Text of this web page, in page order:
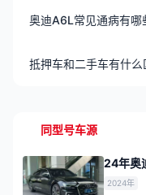
奥迪A6L常见通病有哪
抵押车和二手车有什么
同型号车源
24年奥
2024年